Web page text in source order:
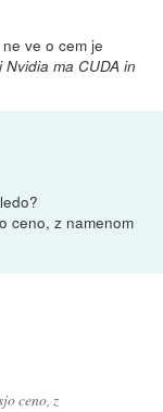
ve o cem je
Nvidia ma CUDA in
ceno, z namenom
ceno, z